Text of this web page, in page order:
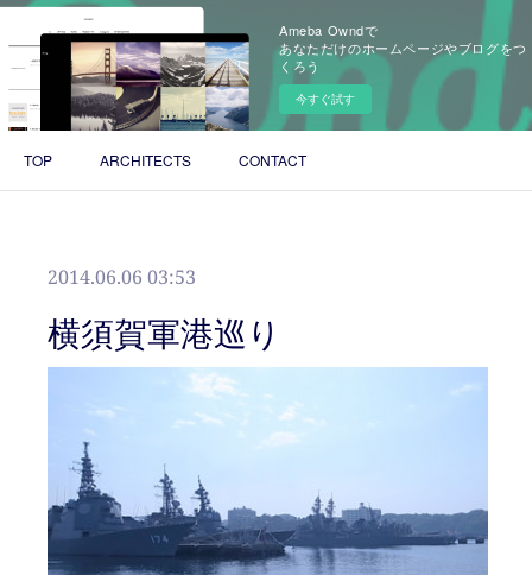
Ameba Owndで
あなただけのホームページやブログをつ
くろう
今すぐ試す
TOP ARCHITECTS CONTACT
2014.06.06 03:53
横須賀軍港巡り